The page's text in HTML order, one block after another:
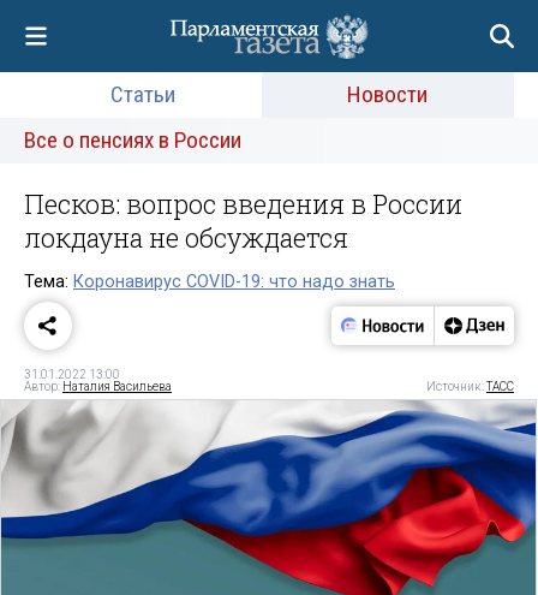
Статьи
Новости
Все о пенсиях в России
Песков: вопрос введения в России
локдауна не обсуждается
Тема: Коронавирус COVID-19: что надо знать
31.01.2022 13:00
Автор: Наталия Васильева Источник:ТАСС